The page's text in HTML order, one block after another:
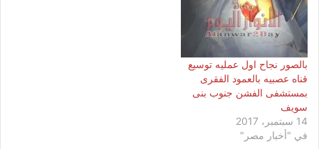
بالصور نجاح اول عمليه توسيع
قناه عصبيه بالعمود الفقرى
بمستشفى الفشن جنوب بنى
سويف
14 سبتمبر، 2017
في "أخبار مصر"